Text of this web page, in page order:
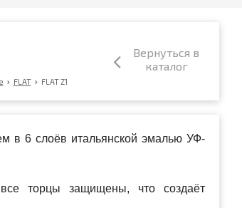
Вернуться в
каталог
FLAT FLAT Z1
в 6 слоёв итальянской эмалью УФ-
торцы защищены, что создаёт